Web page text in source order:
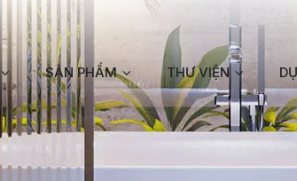
SẢN PHẨM THƯ VIỆN